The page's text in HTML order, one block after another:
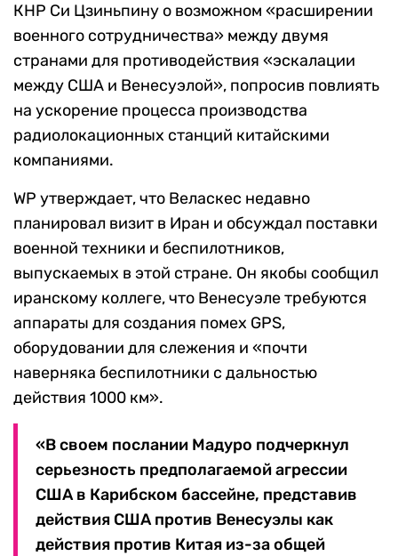
КНР Си Цзиньпину о возможном «расширении
военного сотрудничества» между двумя
странами для противодействия «эскалации
между США и Венесуэлой», попросив повлиять
на ускорение процесса производства
радиолокационных станций китайскими
компаниями.
WP утверждает, что Веласкес недавно
планировал визит в Иран и обсуждал поставки
военной техники и беспилотников,
выпускаемых в этой стране. Он якобы сообщил
иранскому коллеге, что Венесуэле требуются
аппараты для создания помех GPS,
оборудовании для слежения и «почти
наверняка беспилотники с дальностью
действия 1000 км».
«В своем послании Мадуро подчеркнул
серьезность предполагаемой агрессии
США в Карибском бассейне, представив
действия США против Венесуэлы как
действия против Китая из-за общей